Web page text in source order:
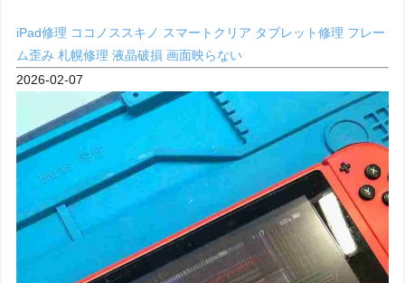
iPad修理 ココノススキノ スマートクリア タブレット修理 フレー
ム歪み札幌修理液晶破損画面映らない
2026-02-07